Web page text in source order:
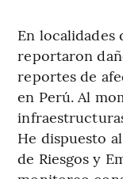
En localidades
reportaron
reportes de
en Perú. Al
He dispuesto
de Riesgos y